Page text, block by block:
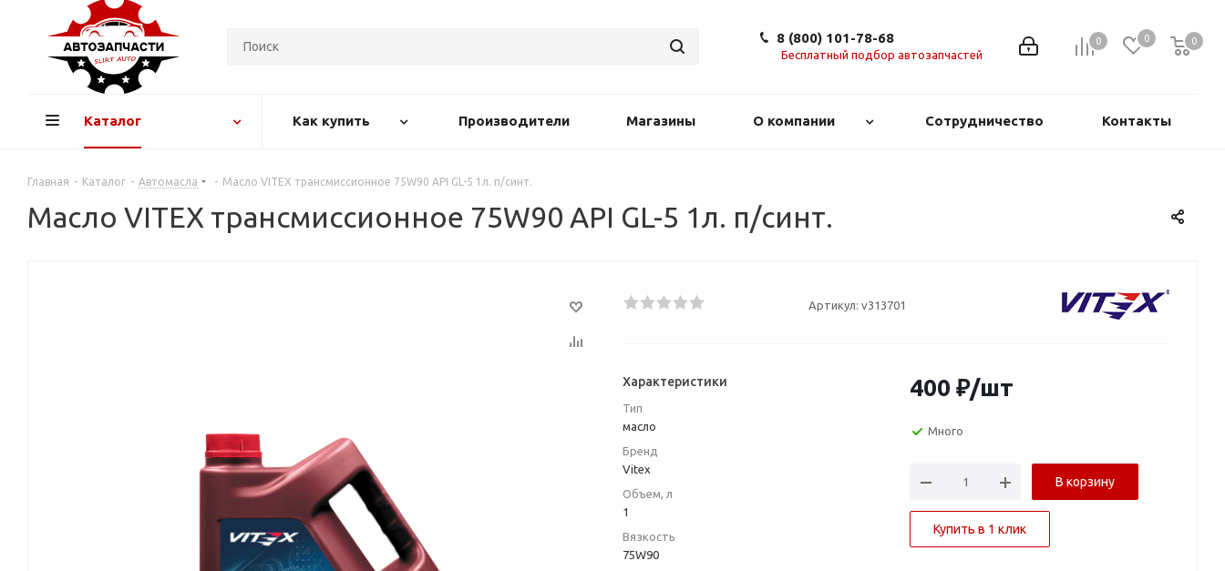
0 0 0
0
8 (800) 101-78-68
Бесплатный подбор автозапчастей
Каталог Как купить Производители Магазины О компании Сотрудничество Контакты
Главная - Каталог - Автомасла - Масло VITEX трансмиссионное 75W90 API GL-5 1л. п/синт.
Масло VITEX трансмиссионное 75W90 API GL-5 1л. п/синт.
Артикул: v313701
Характеристики
Тип
масло
Бренд
Vitex
Объем, л
1
Вязкость
75W90
400 ₽/шт
Много
В корзину
Купить в 1 клик